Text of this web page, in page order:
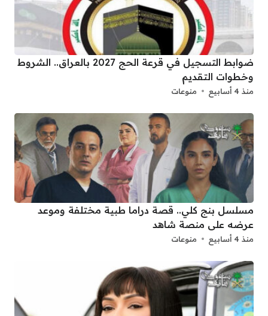
ضوابط التسجيل في قرعة الحج 2027 بالعراق.. الشروط
وخطوات التقديم
منذ 4 أسابيع منوعات
مسلسل بنج كلي.. قصة دراما طبية مختلفة وموعد
عرضه على منصة شاهد
منذ 4 أسابيع منوعات